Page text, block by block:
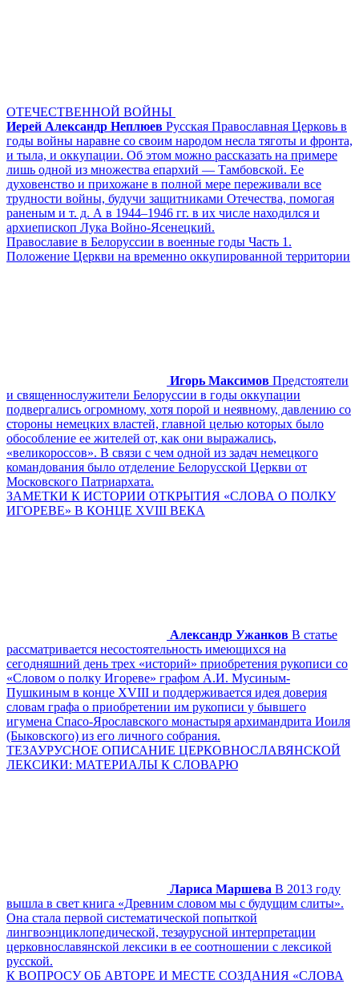
ОТЕЧЕСТВЕННОЙ ВОЙНЫ
Иерей Александр Неплюев Русская Православная Церковь в
годы войны наравне со своим народом несла тяготы и фронта,
и тыла, и оккупации. Об этом можно рассказать на примере
лишь одной из множества епархий — Тамбовской. Ее
духовенство и прихожане в полной мере переживали все
трудности войны, будучи защитниками Отечества, помогая
раненым и т. д. А в 1944–1946 гг. в их числе находился и
архиепископ Лука Войно-Ясенецкий.
Православие в Белоруссии в военные годы Часть 1.
Положение Церкви на временно оккупированной территории
Игорь Максимов Предстоятели
и священнослужители Белоруссии в годы оккупации
подвергались огромному, хотя порой и неявному, давлению со
стороны немецких властей, главной целью которых было
обособление ее жителей от, как они выражались,
«великороссов». В связи с чем одной из задач немецкого
командования было отделение Белорусской Церкви от
Московского Патриархата.
ЗАМЕТКИ К ИСТОРИИ ОТКРЫТИЯ «СЛОВА О ПОЛКУ
ИГОРЕВЕ» В КОНЦЕ XVIII ВЕКА
Александр Ужанков В статье
рассматривается несостоятельность имеющихся на
сегодняшний день трех «историй» приобретения рукописи со
«Словом о полку Игореве» графом А.И. Мусиным-
Пушкиным в конце XVIII и поддерживается идея доверия
словам графа о приобретении им рукописи у бывшего
игумена Спасо-Ярославского монастыря архимандрита Иоиля
(Быковского) из его личного собрания.
ТЕЗАУРУСНОЕ ОПИСАНИЕ ЦЕРКОВНОСЛАВЯНСКОЙ
ЛЕКСИКИ: МАТЕРИАЛЫ К СЛОВАРЮ
Лариса Маршева В 2013 году
вышла в свет книга «Древним словом мы с будущим слиты».
Она стала первой систематической попыткой
лингвоэнциклопедической, тезаурусной интерпретации
церковнославянской лексики в ее соотношении с лексикой
русской.
К ВОПРОСУ ОБ АВТОРЕ И МЕСТЕ СОЗДАНИЯ «СЛОВА